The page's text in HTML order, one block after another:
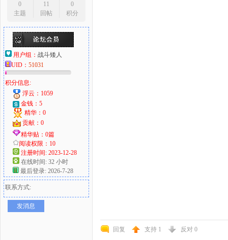
0
主题
11
回帖
0
积分
用户组： 战斗矮人
UID： 51031
积分信息:
浮云：1059
金钱：5
精华：0
贡献：0
精华贴：0篇
阅读权限：10
注册时间: 2023-12-28
在线时间: 32 小时
最后登录: 2026-7-28
联系方式:
发消息
回复 支持 1 反对 0